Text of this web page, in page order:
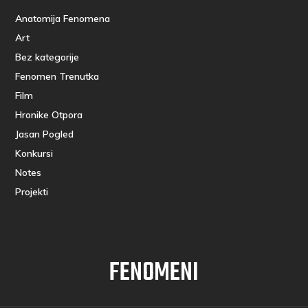
Anatomija Fenomena
Art
Bez kategorije
Fenomen Trenutka
Film
Hronike Otpora
Jasan Pogled
Konkursi
Notes
Projekti
FENOMENI